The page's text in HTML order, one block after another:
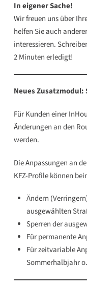
In eigener Sache!
Wir freuen uns über
helfen Sie auch
interessieren.
2 Minuten erledigt!
Neues
Für Kunden einer
Änderungen an den
werden.
Die Anpassungen an
KFZ-Profile können
Ändern
ausgewählten
Sperren der
Für permanente
Für zeitvariable
Sommerhalbjahr